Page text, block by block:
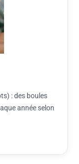
: des boules
année selon